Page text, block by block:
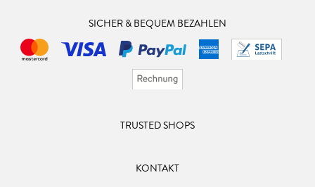
SICHER & BEQUEM BEZAHLEN
TRUSTED SHOPS
KONTAKT